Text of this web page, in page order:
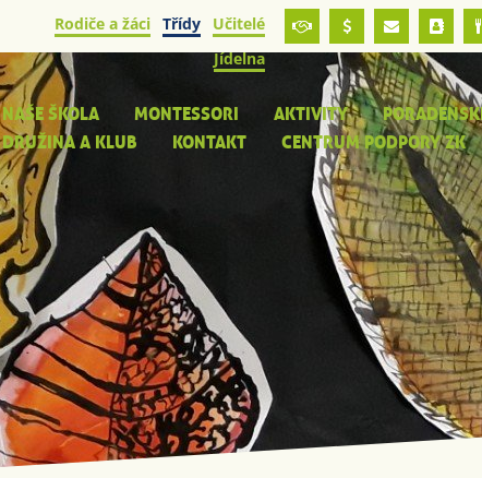
Rodiče a žáci Třídy
Učitelé
Jídelna
NAŠE ŠKOLA MONTESSORI AKTIVITY
DRUŽINA A KLUB
KONTAKT CENTRUM PODPORY ZK